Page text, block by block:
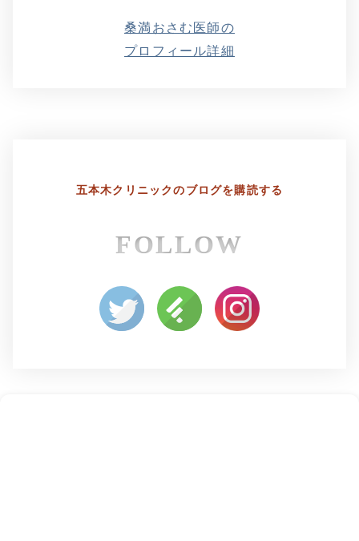
桑満おさむ医師の
プロフィール詳細
五本木クリニックのブログを購読する
FOLLOW